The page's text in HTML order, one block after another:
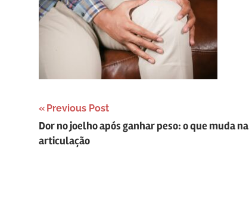
Navegação
de
Previous Post
Dor no joelho após ganhar peso: o que muda na
articulação